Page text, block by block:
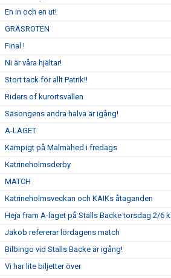
En in och en ut!
GRÄSROTEN
Final !
Ni är våra hjältar!
Stort tack för allt Patrik!!
Riders of kurortsvallen
Säsongens andra halva är igång!
A-LAGET
Kämpigt på Malmahed i fredags
Katrineholmsderby
MATCH
Katrineholmsveckan och KAIKs åtaganden
Heja fram A-laget på Stalls Backe torsdag 2/6
Jakob refererar lördagens match
Bilbingo vid Stalls Backe är igång!
Vi har lite biljetter över